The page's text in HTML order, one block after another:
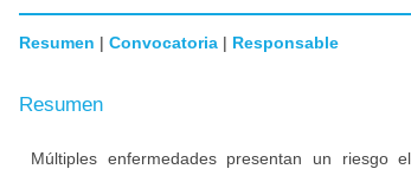
Resumen | Convocatoria | Responsable
Resumen
Múltiples enfermedades presentan un riesgo